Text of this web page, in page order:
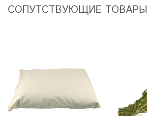
CОПУТСТВУЮЩИЕ ТОВАРЫ